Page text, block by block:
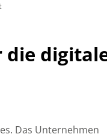
die
Das Unternehmen